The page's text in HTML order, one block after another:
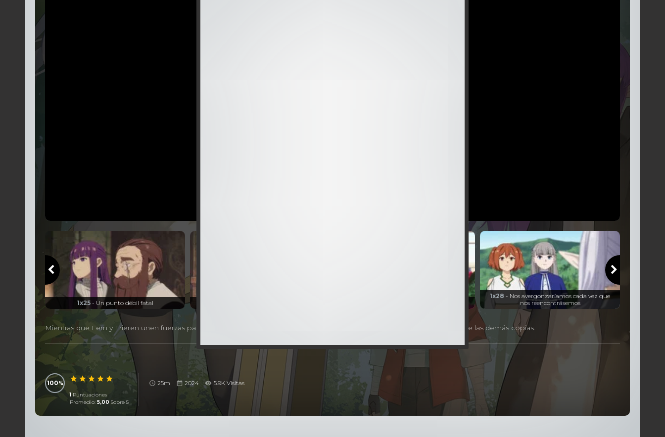
1x25- Un punto débil fatal
1x28 - Nos avergonzaríamos cada vez que
nos reencontrásemos
Mientras que Fern y Frieren unen fuerzas para enfrentarse a la copia de Frieren, el resto del grupo intenta frenar el avance de las demás copias.
100
1 Puntuaciones
Promedio: 5,00 Sobre 5
25m 2024 5.9K Visitas